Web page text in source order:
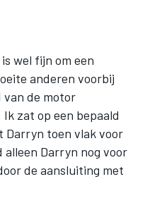
wel fijn om een
anderen voorbij
van de motor
zat op een bepaald
Darryn toen vlak voor
alleen Darryn nog voor
de aansluiting met